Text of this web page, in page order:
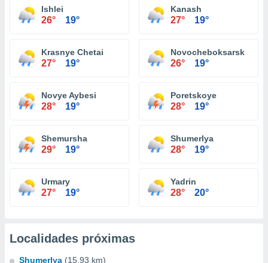
Ishlei
26° 19°
Kanash
27° 19°
Krasnye Chetai
27° 19°
Novocheboksarsk
26° 19°
Novye Aybesi
28° 19°
Poretskoye
28° 19°
Shemursha
29° 19°
Shumerlya
28° 19°
Urmary
27° 19°
Yadrin
28° 20°
Localidades próximas
Shumerlya (15.93 km)